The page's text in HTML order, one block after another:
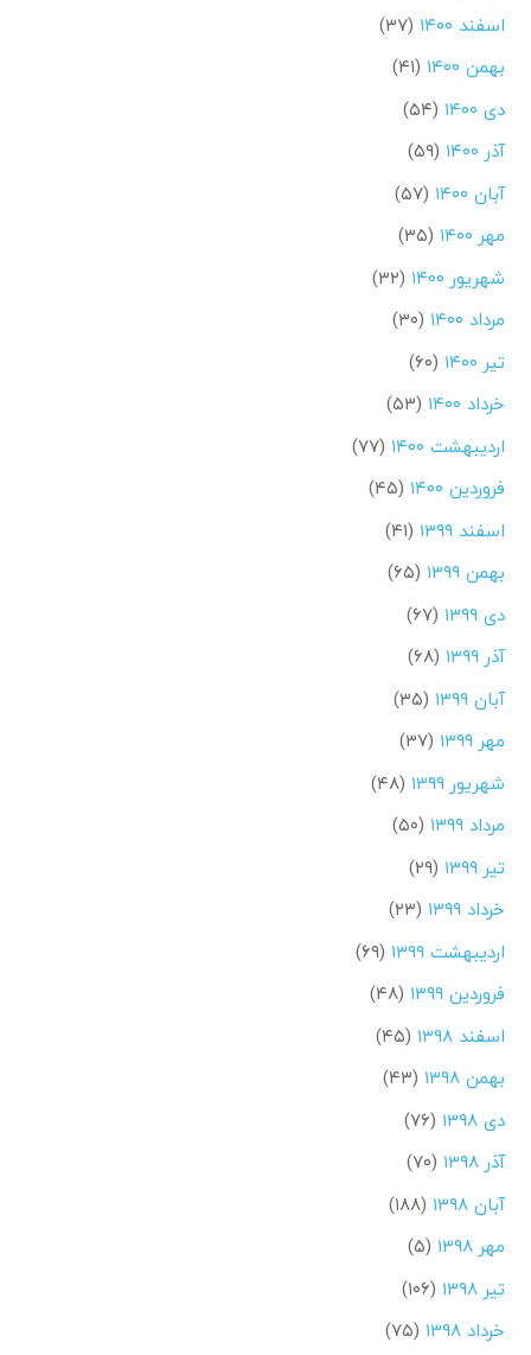
اسفند ۱۴۰۰
(۳۷)
بهمن ۱۴۰۰
(۴۱)
دی ۱۴۰۰
(۵۴)
آذر ۱۴۰۰
(۵۹)
آبان ۱۴۰۰
(۵۷)
مهر ۱۴۰۰
(۳۵)
شهریور ۱۴۰۰
(۳۲)
مرداد ۱۴۰۰
(۳۰)
تیر ۱۴۰۰
(۶۰)
خرداد ۱۴۰۰
(۵۳)
اردیبهشت ۱۴۰۰
(۷۷)
فروردین ۱۴۰۰
(۴۵)
اسفند ۱۳۹۹
(۴۱)
بهمن ۱۳۹۹
(۶۵)
دی ۱۳۹۹
(۶۷)
آذر ۱۳۹۹
(۶۸)
آبان ۱۳۹۹
(۳۵)
مهر ۱۳۹۹
(۳۷)
شهریور ۱۳۹۹
(۴۸)
مرداد ۱۳۹۹
(۵۰)
تیر ۱۳۹۹
(۲۹)
خرداد ۱۳۹۹
(۲۳)
اردیبهشت ۱۳۹۹
(۶۹)
فروردین ۱۳۹۹
(۴۸)
اسفند ۱۳۹۸
(۴۵)
بهمن ۱۳۹۸
(۴۳)
دی ۱۳۹۸
(۷۶)
آذر ۱۳۹۸
(۷۰)
آبان ۱۳۹۸
(۱۸۸)
مهر ۱۳۹۸
(۵)
تیر ۱۳۹۸
(۱۰۶)
خرداد ۱۳۹۸
(۷۵)